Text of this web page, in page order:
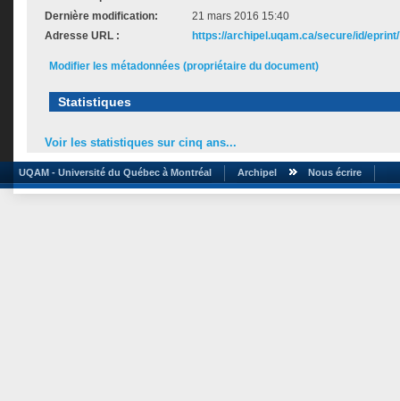
Dernière modification:
21 mars 2016 15:40
Adresse URL :
https://archipel.uqam.ca/secure/id/
Modifier les métadonnées (propriétaire du document)
Statistiques
Voir les statistiques sur cinq ans...
UQAM - Université du Québec à Montréal Archipel Nous écrire